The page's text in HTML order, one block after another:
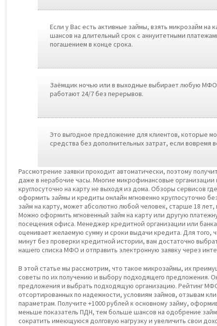
Если у Вас есть активные займы, взять микрозайм на
шансов на длительный срок с аннуитетными
погашением в конце срока.
Заёмщик ночью или в выходные выбирает любую МФО
работают 24/7 без перерывов.
Это выгодное предложение для клиентов, которые
средства без дополнительных затрат, если вовремя
Рассмотрение заявки проходит автоматически, поэтому
даже в нерабочие часы. Многие микрофинансовые
круглосуточно на карту не выходя из дома. Обзоры сервисов
оформить займы и кредиты онлайн мгновенно круглосуточно
займ на карту, может абсолютно любой человек, старше 18
Можно оформить мгновенный займ на карту или другую
посещения офиса. Менеджер кредитной организации или
оценивает желаемую сумму и сроки выдачи кредита. Для того,
минут без проверки кредитной истории, вам достаточно
нашего списка МФО и отправить электронную заявку через
В этой статье мы рассмотрим, что такое микрозаймы, их
советы по их получению и выбору подходящего предложения.
предложения и выбрать подходящую организацию. Рейтинг
отсортированных по надежности, условиям займов, отзывам
параметрам. Получите +1000 рублей к основному займу,
меньше показатель ПДН, тем больше шансов на одобрение
сократить имеющуюся долговую нагрузку и увеличить свои